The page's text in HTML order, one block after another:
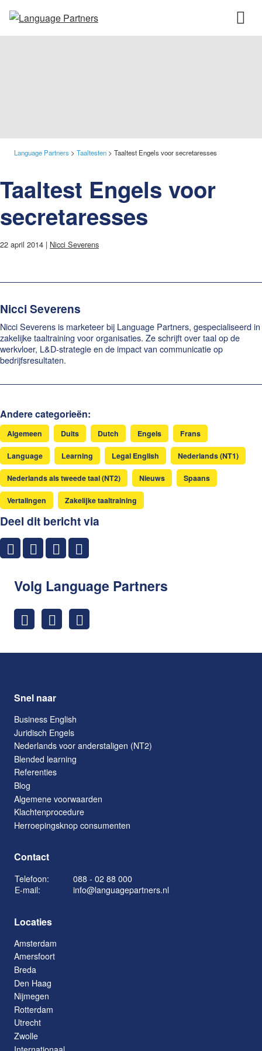
Language Partners > Taaltesten > Taaltest Engels voor secretaresses
Taaltest Engels voor
secretaresses
22 april 2014 | Nicci Severens
Nicci Severens
Nicci Severens is marketeer bij Language Partners, gespecialiseerd in
zakelijke taaltraining voor organisaties. Ze schrijft over taal op de
werkvloer, L&D-strategie en de impact van communicatie op
bedrijfsresultaten.
Andere categorieën:
Algemeen Duits Dutch Engels Frans
Language Learning Legal English Nederlands (NT1)
Nederlands als tweede taal (NT2) Nieuws Spaans
Vertalingen Zakelijke taaltraining
Deel dit bericht via
Volg Language Partners
Snel naar
Business English
Juridisch Engels
Nederlands voor anderstaligen (NT2)
Blended learning
Referenties
Blog
Algemene voorwaarden
Klachtenprocedure
Herroepingsknop consumenten
Contact
Telefoon:
088 - 02 88 000
E-mail:
info@languagepartners.nl
Locaties
Amsterdam
Amersfoort
Breda
Den Haag
Nijmegen
Rotterdam
Utrecht
Zwolle